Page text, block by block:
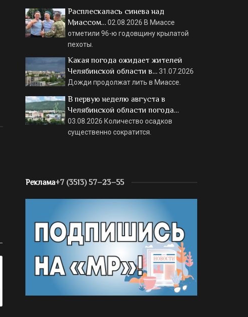
Расплескалась синева над
Миассом…02.08.2026 В Миассе
отметили 96-ю годовщину крылатой
пехоты.
Какая погода ожидает жителей
Челябинской области в…31.07.2026
Дожди продолжат лить в Миассе.
В первую неделю августа в
Челябинской области погода…
03.08.2026 Количество осадков
существенно сократится.
Реклама+7 (3513) 57–23–55